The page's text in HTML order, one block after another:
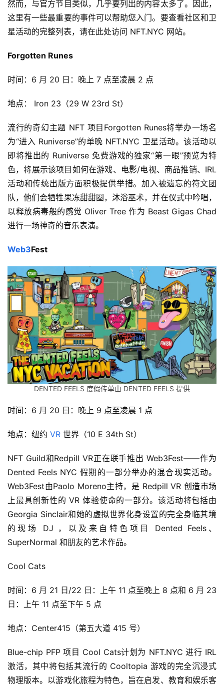
然而，与官方节目类似，几乎要列出的内容太多了。因此，
这里有一些最重要的事件可以帮助您入门。要查看社区和卫
星活动的完整列表，请在此处访问 NFT.NYC 网站。
Forgotten Runes
时间：6 月 20 日：晚上 7 点至凌晨 2 点
地点： Iron 23（29 W 23rd St）
流行的奇幻主题 NFT 项目Forgotten Runes将举办一场名
为“进入 Runiverse”的单晚 NFT.NYC 卫星活动。该活动以
即将推出的 Runiverse 免费游戏的独家“第一眼”预览为特
色，将展示该项目如何在游戏、电影/电视、商品推销、IRL
活动和传统出版方面积极提供举措。加入被遗忘的符文团
队，他们会牺牲果冻甜甜圈，沐浴巫术，并在仪式中吟唱，
以释放病毒般的感觉 Oliver Tree 作为 Beast Gigas Chad
进行一场神奇的音乐表演。
Web3Fest
DENTED FEELS 度假传单由 DENTED FEELS 提供
时间：6 月 20 日：晚上 9 点至凌晨 1 点
地点：纽约 VR 世界（10 E 34th St）
NFT Guild和Redpill VR正在联手推出 Web3Fest——作为
Dented Feels NYC 假期的一部分举办的混合现实活动。
Web3Fest由Paolo Moreno主持，是 Redpill VR 创造市场
上最具创新性的 VR 体验使命的一部分。该活动将包括由
Georgia Sinclair和她的虚拟世界化身设置的完全身临其境
的现场 DJ ，以及来自特色项目 Dented Feels、
SuperNormal 和朋友的艺术作品。
Cool Cats
时间：6 月 21 日/22 日：上午 11 点至晚上 8 点和 6 月 23
日：上午 11 点至下午 5 点
地点：Center415（第五大道 415 号）
Blue-chip PFP 项目 Cool Cats计划为 NFT.NYC 进行 IRL
激活，其中将包括其流行的 Cooltopia 游戏的完全沉浸式
物理版本。以游戏化旅程为特色，旨在启发、教育和娱乐客